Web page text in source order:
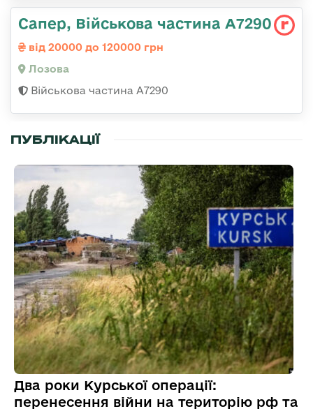
Сапер, Військова частина А7290
від 20000 до 120000 грн
Лозова
Військова частина А7290
ПУБЛІКАЦІЇ
Два роки Курської операції:
перенесення війни на територію рф та